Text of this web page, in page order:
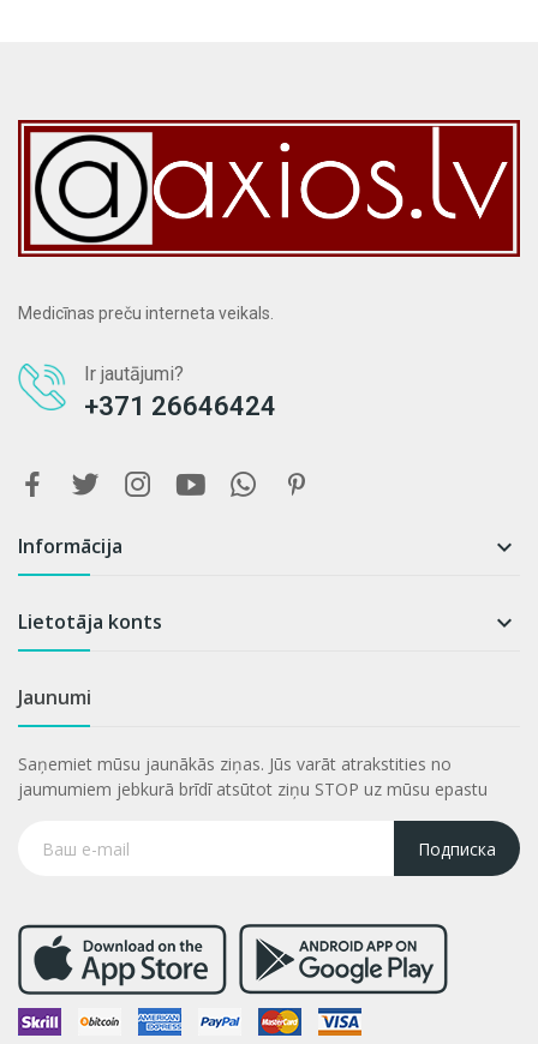
Medicīnas preču interneta veikals.
Ir jautājumi?
+371 26646424
Informācija 
Lietotāja konts 
Jaunumi
Saņemiet mūsu jaunākās ziņas. Jūs varāt atrakstities no
jaumumiem jebkurā brīdī atsūtot ziņu STOP uz mūsu epastu
Подписка